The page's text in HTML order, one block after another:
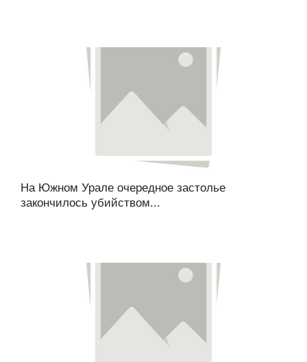
На Южном Урале очередное застолье
закончилось убийством...